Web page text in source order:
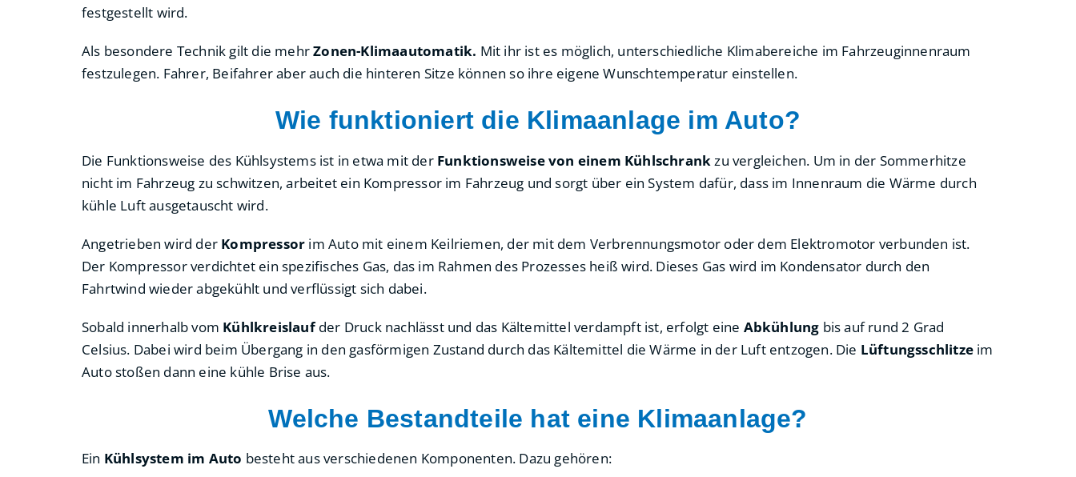
festgestellt wird.
Als besondere Technik gilt die mehrZonen-Klimaautomatik. Mit ihr ist es möglich, unterschiedliche Klimabereiche im Fahrzeuginnenraum
festzulegen. Fahrer, Beifahrer aber auch die hinteren Sitze können so ihre eigene Wunschtemperatur einstellen.
Wie funktioniert die Klimaanlage im Auto?
Die Funktionsweise des Kühlsystems ist in etwa mit der Funktionsweise von einem Kühlschrankzu vergleichen. Um in der Sommerhitze
nicht im Fahrzeug zu schwitzen, arbeitet ein Kompressor im Fahrzeug und sorgt über ein System dafür, dass im Innenraum die Wärme durch
kühle Luft ausgetauscht wird.
Angetrieben wird der Kompressor im Auto mit einem Keilriemen, der mit dem Verbrennungsmotor oder dem Elektromotor verbunden ist.
Der Kompressor verdichtet ein spezifisches Gas, das im Rahmen des Prozesses heiß wird. Dieses Gas wird im Kondensator durch den
Fahrtwind wieder abgekühlt und verflüssigt sich dabei.
Sobald innerhalb vom Kühlkreislaufder Druck nachlässt und das Kältemittel verdampft ist, erfolgt eine Abkühlung bis auf rund 2 Grad
Celsius. Dabei wird beim Übergang in den gasförmigen Zustand durch das Kältemittel die Wärme in der Luft entzogen. Die Lüftungsschlitzeim
Auto stoßen dann eine kühle Brise aus.
Welche Bestandteile hat eine Klimaanlage?
Ein Kühlsystem im Auto besteht aus verschiedenen Komponenten. Dazu gehören: